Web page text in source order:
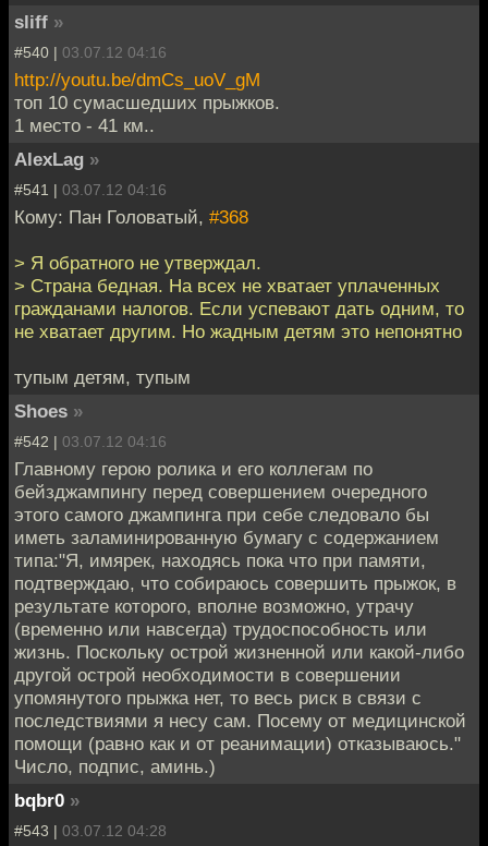
sliff »
#540 | 03.07.12 04:16
http://youtu.be/dmCs_uoV_gM
топ 10 сумасшедших прыжков.
1 место - 41 км..
AlexLag »
#541 | 03.07.12 04:16
Кому: Пан Головатый, #368
> Я обратного не утверждал.
> Страна бедная. На всех не хватает уплаченных
гражданами налогов. Если успевают дать одним, то
не хватает другим. Но жадным детям это непонятно
тупым детям, тупым
Shoes »
#542 | 03.07.12 04:16
Главному герою ролика и его коллегам по
бейзджампингу перед совершением очередного
этого самого джампинга при себе следовало бы
иметь заламинированную бумагу с содержанием
типа:"Я, имярек, находясь пока что при памяти,
подтверждаю, что собираюсь совершить прыжок, в
результате которого, вполне возможно, утрачу
(временно или навсегда) трудоспособность или
жизнь. Поскольку острой жизненной или какой-либо
другой острой необходимости в совершении
упомянутого прыжка нет, то весь риск в связи с
последствиями я несу сам. Посему от медицинской
помощи (равно как и от реанимации) отказываюсь."
Число, подпис, аминь.)
bqbr0 »
#543 | 03.07.12 04:28